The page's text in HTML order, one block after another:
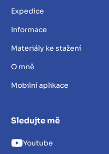
Expedice
Informace
Materiály ke stažení
O mně
Mobilní aplikace
Sledujte mě
Youtube